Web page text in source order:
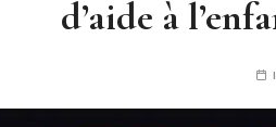
d’aide à